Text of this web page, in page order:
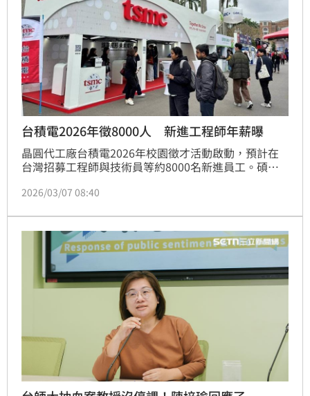
台積電2026年徵8000人 新進工程師年薪曝
晶圓代工廠台積電2026年校園徵才活動啟動，預計在
台灣招募工程師與技術員等約8000名新進員工。碩士
2026/03/07 08:40